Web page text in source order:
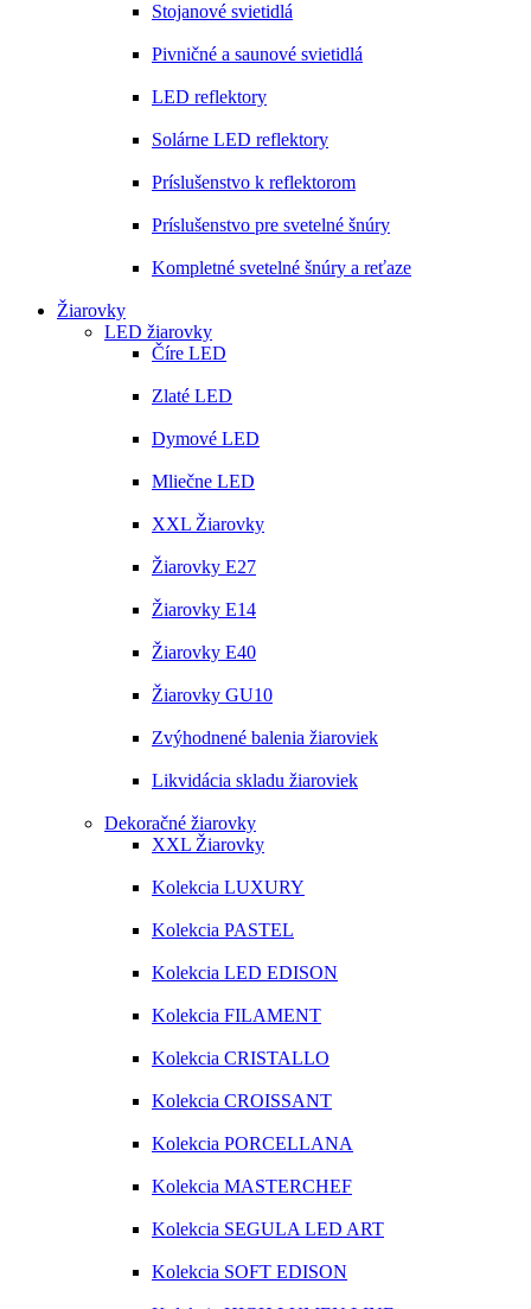
Stojanové svietidlá
Pivničné a saunové svietidlá
LED reflektory
Solárne LED reflektory
Príslušenstvo k reflektorom
Príslušenstvo pre svetelné šnúry
Kompletné svetelné šnúry a reťaze
Žiarovky
LED žiarovky
Číre LED
Zlaté LED
Dymové LED
Mliečne LED
XXL Žiarovky
Žiarovky E27
Žiarovky E14
Žiarovky E40
Žiarovky GU10
Zvýhodnené balenia žiaroviek
Likvidácia skladu žiaroviek
Dekoračné žiarovky
XXL Žiarovky
Kolekcia LUXURY
Kolekcia PASTEL
Kolekcia LED EDISON
Kolekcia FILAMENT
Kolekcia CRISTALLO
Kolekcia CROISSANT
Kolekcia PORCELLANA
Kolekcia MASTERCHEF
Kolekcia SEGULA LED ART
Kolekcia SOFT EDISON